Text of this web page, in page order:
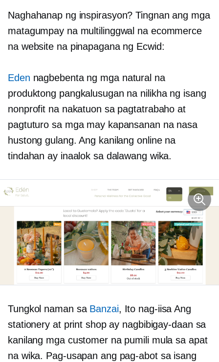
Naghahanap ng inspirasyon? Tingnan ang mga
matagumpay na multilinggwal na ecommerce
na website na pinapagana ng Ecwid:
Eden nagbebenta ng mga natural na
produktong pangkalusugan na nilikha ng isang
nonprofit na nakatuon sa pagtatrabaho at
pagtuturo sa mga may kapansanan na nasa
hustong gulang. Ang kanilang online na
tindahan ay inaalok sa dalawang wika.
Tungkol naman sa Banzai, Ito nag-iisa Ang
stationery at print shop ay nagbibigay-daan sa
kanilang mga customer na pumili mula sa apat
na wika. Pag-usapan ang pag-abot sa isang